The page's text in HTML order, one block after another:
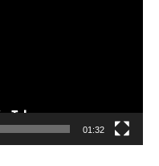
01:32